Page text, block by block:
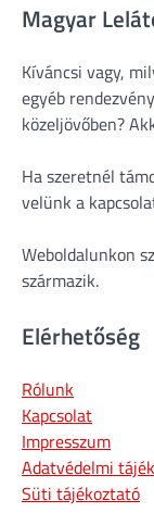
Magyar
Kíváncsi vagy,
egyéb
közeljövőben?
Ha szeretnél
velünk a
Weboldalunkon
származik.
Elérhetőség
Rólunk
Kapcsolat
Impresszum
Adatvédelmi
Süti tájékoztató